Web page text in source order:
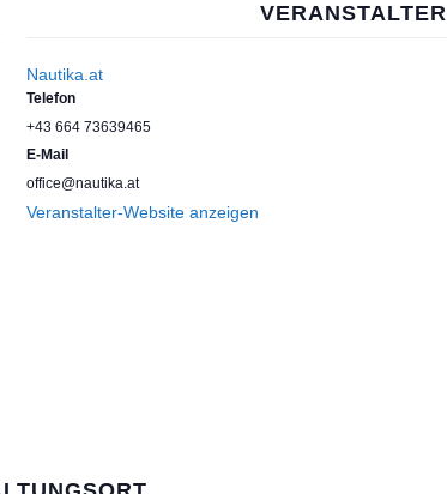
VERANSTALTER
Nautika.at
Telefon
+43 664 73639465
E-Mail
office@nautika.at
Veranstalter-Website anzeigen